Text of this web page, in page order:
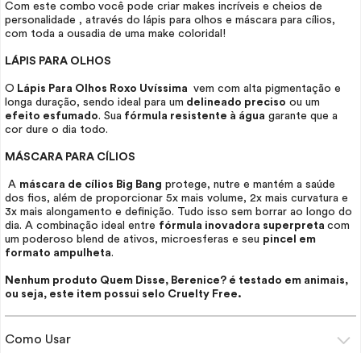
Com este combo você pode criar makes incríveis e cheios de
personalidade , através do lápis para olhos e máscara para cílios,
com toda a ousadia de uma make coloridal!
LÁPIS PARA OLHOS
O Lápis Para Olhos Roxo Uvíssima vem com alta pigmentação e
longa duração, sendo ideal para um delineado preciso ou um
efeito esfumado. Sua fórmula resistente à água garante que a
cor dure o dia todo.
MÁSCARA PARA CÍLIOS
A máscara de cílios Big Bang protege, nutre e mantém a saúde
dos fios, além de proporcionar 5x mais volume, 2x mais curvatura e
3x mais alongamento e definição. Tudo isso sem borrar ao longo do
dia. A combinação ideal entre fórmula inovadora superpreta com
um poderoso blend de ativos, microesferas e seu pincel em
formato ampulheta.
Nenhum produto Quem Disse, Berenice? é testado em animais,
ou seja, este item possui selo Cruelty Free.
Como Usar